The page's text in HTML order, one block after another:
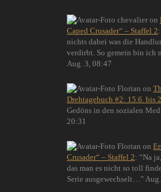
chevalier on
Caped Crusader“ – Staffel 2
nichts dabei was die
verdirbt. So gemein bin ich
Aug. 3, 08:47
Florian on
Drehtagebuch #2: 15.6. bis
Gedöns in den sozialen
20:31
Florian on
Crusader“ – Staffel 2: “Na
das man es nicht so toll
Serie ausgewechselt… ”